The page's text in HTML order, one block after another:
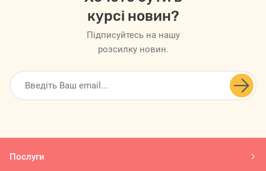
курсі новин?
Підписуйтесь на нашу
розсилку новин.

Послуги